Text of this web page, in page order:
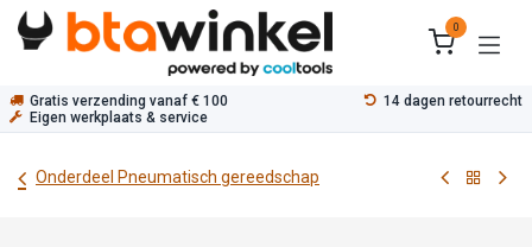
Overslaan naar inhoud
0
Gratis verzending vanaf € 100
14 dagen retourrecht
Eigen werkplaats & service
Onderdeel Pneumatisch gereedschap